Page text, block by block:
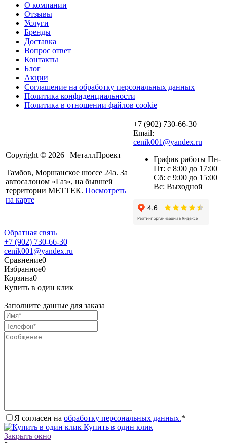
О компании
Отзывы
Услуги
Бренды
Доставка
Вопрос ответ
Контакты
Блог
Акции
Соглашение на обработку персональных данных
Политика конфиденциальности
Политика в отношении файлов cookie
Copyright © 2026 | МеталлПроект
Тамбов, Моршанское шоссе 24а. За
автосалоном «Газ», на бывшей
территории МЕТТЕК. Посмотреть
на карте
+7 (902) 730-66-30
Email:
cenik001@yandex.ru
График работы Пн-
Пт: с 8:00 до 17:00
Сб: с 9:00 до 15:00
Вс: Выходной
Обратная связь
+7 (902) 730-66-30
cenik001@yandex.ru
Сравнение0
Избранное0
Корзина0
Купить в один клик
Заполните данные для заказа
Я согласен на обработку персональных данных.*
Купить в один клик
Закрыть окно